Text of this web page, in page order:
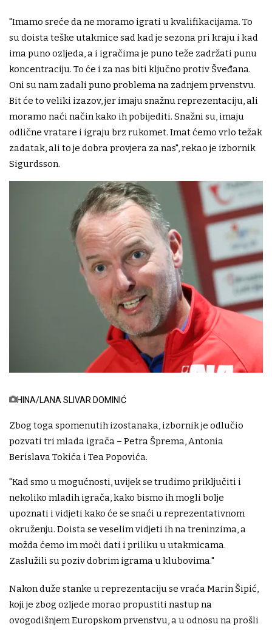
"Imamo sreće da ne moramo igrati u kvalifikacijama. To
su doista teške utakmice sad kad je sezona pri kraju i kad
ima puno ozljeda, a i igračima je puno teže zadržati punu
koncentraciju. To će i za nas biti ključno protiv Šveđana.
Oni su nam zadali puno problema na zadnjem prvenstvu.
Bit će to veliki izazov, jer imaju snažnu reprezentaciju, ali
moramo naći način kako ih pobijediti. Snažni su, imaju
odlične vratare i igraju brz rukomet. Imat ćemo vrlo težak
zadatak, ali to je dobra provjera za nas", rekao je izbornik
Sigurdsson.
HINA/LANA SLIVAR DOMINIĆ
Zbog toga spomenutih izostanaka, izbornik je odlučio
pozvati tri mlada igrača – Petra Šprema, Antonia
Berislava Tokića i Tea Popovića.
"Kad smo u mogućnosti, uvijek se trudimo priključiti i
nekoliko mladih igrača, kako bismo ih mogli bolje
upoznati i vidjeti kako će se snaći u reprezentativnom
okruženju. Doista se veselim vidjeti ih na treninzima, a
možda ćemo im moći dati i priliku u utakmicama.
Zaslužili su poziv dobrim igrama u klubovima."
Nakon duže stanke u reprezentaciju se vraća Marin Šipić,
koji je zbog ozljede morao propustiti nastup na
ovogodišnjem Europskom prvenstvu, a u odnosu na prošli